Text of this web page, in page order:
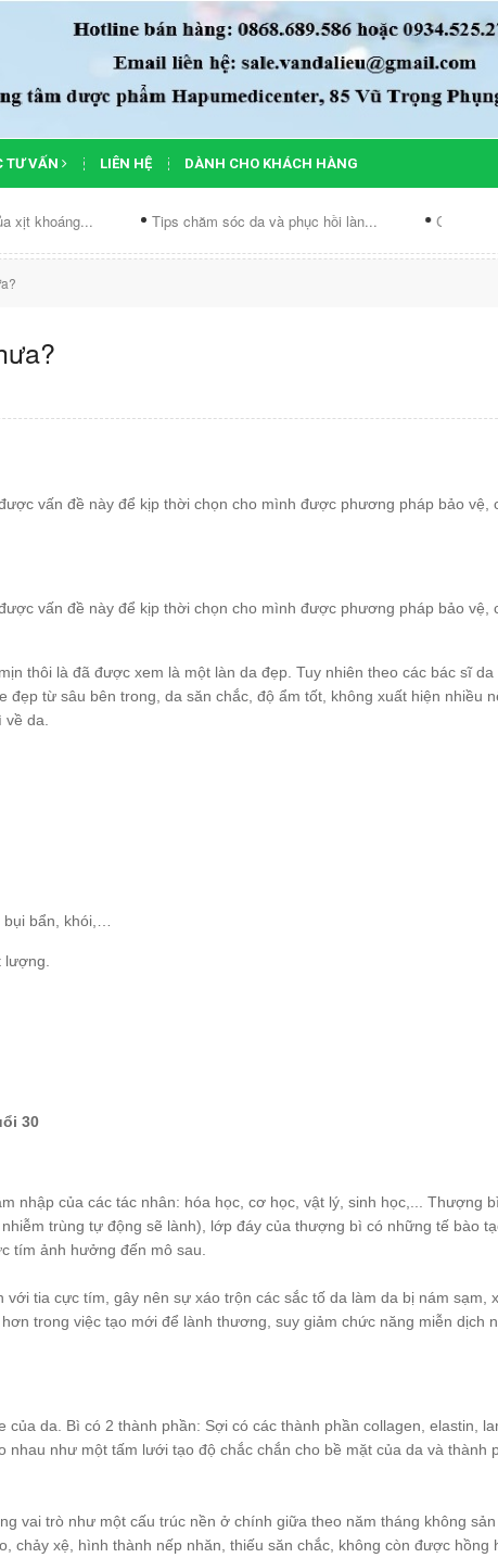
TƯ VẤN LIÊN HỆ DÀNH CHO KHÁCH HÀNG
Tips chăm sóc da và phục hồi làn... Chế độ ăn cho da mụn:
vấn đề này để kịp thời chọn cho mình được phương pháp bảo vệ,
vấn đề này để kịp thời chọn cho mình được phương pháp bảo vệ,
thôi là đã được xem là một làn da đẹp. Tuy nhiên theo các bác sĩ da
từ sâu bên trong, da săn chắc, độ ẩm tốt, không xuất hiện nhiều
da.
bẩn, khói,…
30
nhập của các tác nhân: hóa học, cơ học, vật lý, sinh học,... Thượng
trùng tự động sẽ lành), lớp đáy của thượng bì có những tế bào
tím ảnh hưởng đến mô sau.
tia cực tím, gây nên sự xáo trộn các sắc tố da làm da bị nám sạm,
trong việc tạo mới để lành thương, suy giảm chức năng miễn dịch
da. Bì có 2 thành phần: Sợi có các thành phần collagen, elastin,
nhau như một tấm lưới tạo độ chắc chắn cho bề mặt của da và thành
vai trò như một cấu trúc nền ở chính giữa theo năm tháng không sản
chảy xệ, hình thành nếp nhăn, thiếu săn chắc, không còn được hồng